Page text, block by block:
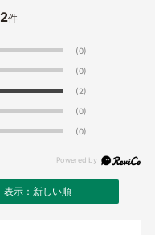
2件
(0)
(0)
(2)
(0)
(0)
表示：新しい順